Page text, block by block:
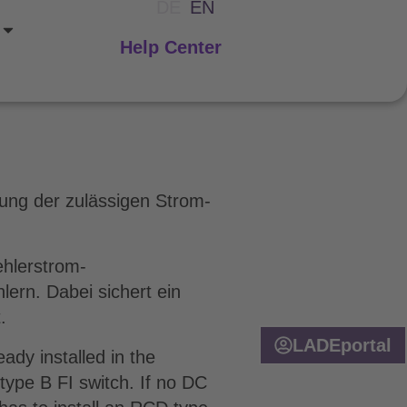
EN
Help Center
LADEportal
der zulässigen Strom-
Dabei sichert ein
installed in the
B FI switch. If no DC